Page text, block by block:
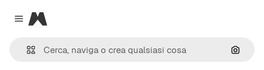
Close menu
Magnific
Cerca